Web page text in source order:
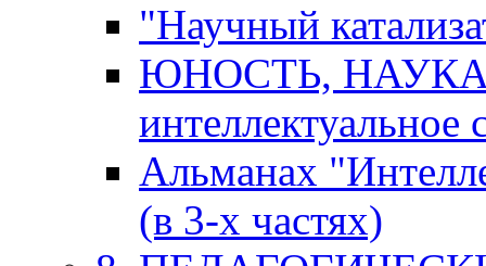
"Научный
ЮНОСТЬ,
интеллектуальное
Альманах
(в 3-х частях)